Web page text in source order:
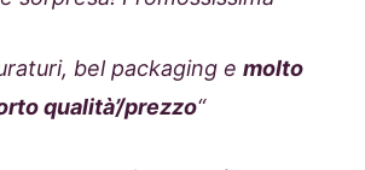
bel packaging e molto
qualità’/prezzo“